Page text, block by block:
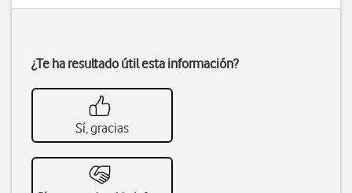
¿Te ha resultado útil esta información?
Sí, gracias